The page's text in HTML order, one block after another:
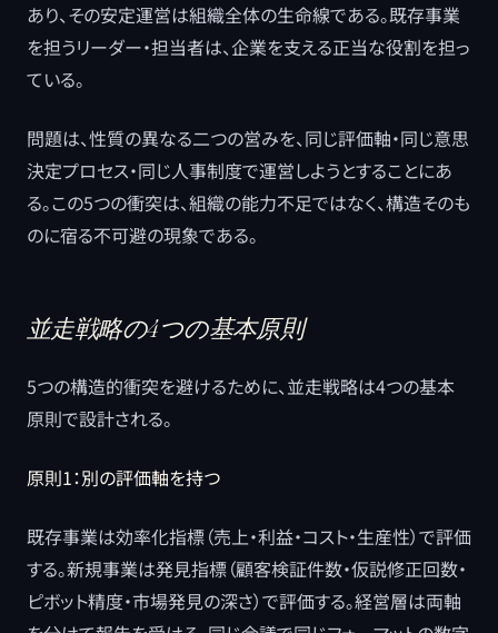
あり、その安定運営は組織全体の生命線である。既存事業
を担うリーダー・担当者は、企業を支える正当な役割を担っ
ている。
問題は、性質の異なる二つの営みを、同じ評価軸・同じ意思
決定プロセス・同じ人事制度で運営しようとすることにあ
る。この5つの衝突は、組織の能力不足ではなく、構造そのも
のに宿る不可避の現象である。
並走戦略の4つの基本原則
5つの構造的衝突を避けるために、並走戦略は4つの基本
原則で設計される。
原則1：別の評価軸を持つ
既存事業は効率化指標（売上・利益・コスト・生産性）で評価
する。新規事業は発見指標（顧客検証件数・仮説修正回数・
ピボット精度・市場発見の深さ）で評価する。経営層は両軸